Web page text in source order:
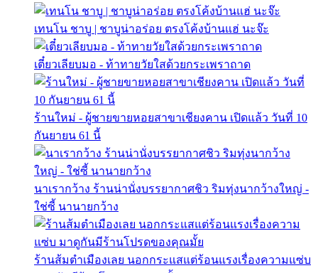
เทนโน ชาบู | ชาบูน่าอร่อย ตรงโค้งบ้านแฮ่ นะจ๊ะ
เตี๋ยวเลียบมอ - ท้าทายวัยใสด้วยกระเพราถาด
ร้านใหม่ - ผู้ชายขายหอยสาขาเชียงคาน เปิดแล้ว วันที่ 10
กันยายน 61 นี้
นาเรากว้าง ร้านน่านั่งบรรยากาศชิว ริมทุ่งนากว้างใหญ่ -
ใช่ซี้ นานายกว้าง
ร้านส้มตำเมืองเลย นอกกระแสแต่ร้อนแรงเรื่องความแซ่บ